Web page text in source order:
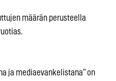
määrän perusteella
ja mediaevankelistana” on